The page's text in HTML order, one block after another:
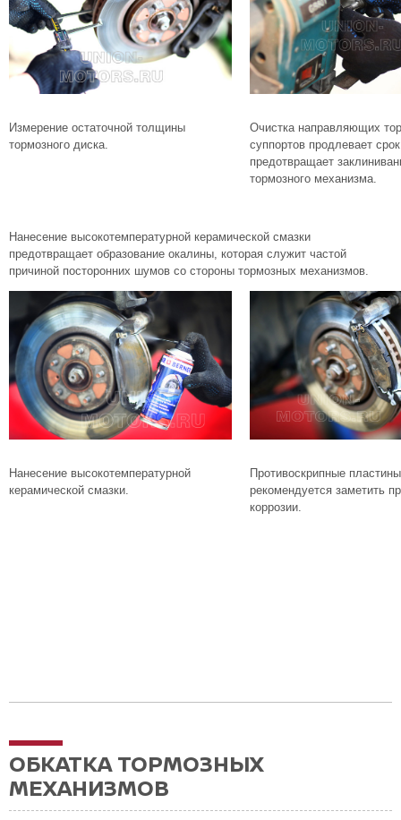
Измерение остаточной толщины
тормозного диска.
Очистка направляющих
суппортов продлевает
предотвращает
тормозного механизма.
Нанесение высокотемпературной керамической смазки
предотвращает образование окалины, которая служит частой
причиной посторонних шумов со стороны тормозных механизмов.
Нанесение высокотемпературной
керамической смазки.
Противоскрипные пластины
рекомендуется заметить
коррозии.
ОБКАТКА ТОРМОЗНЫХ
МЕХАНИЗМОВ